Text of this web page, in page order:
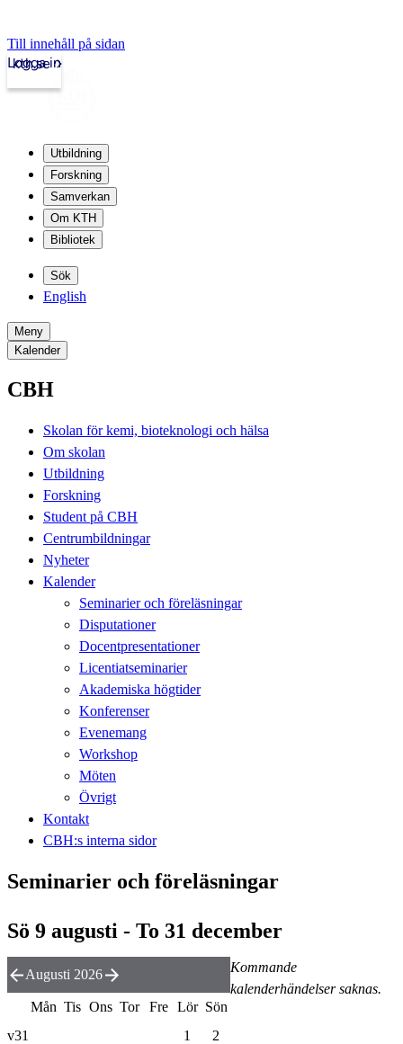
Till innehåll på sidan
kth.se
Logga in
Utbildning
Forskning
Samverkan
Om KTH
Bibliotek
Sök
English
Meny
Kalender
CBH
Skolan för kemi, bioteknologi och hälsa
Om skolan
Utbildning
Forskning
Student på CBH
Centrumbildningar
Nyheter
Kalender
Seminarier och föreläsningar
Disputationer
Docentpresentationer
Licentiatseminarier
Akademiska högtider
Konferenser
Evenemang
Workshop
Möten
Övrigt
Kontakt
CBH:s interna sidor
Seminarier och föreläsningar
Sö 9 augusti - To 31 december
Kommande
kalenderhändelser saknas.
Augusti 2026
Mån Tis Ons Tor Fre Lör Sön
v31
1
2